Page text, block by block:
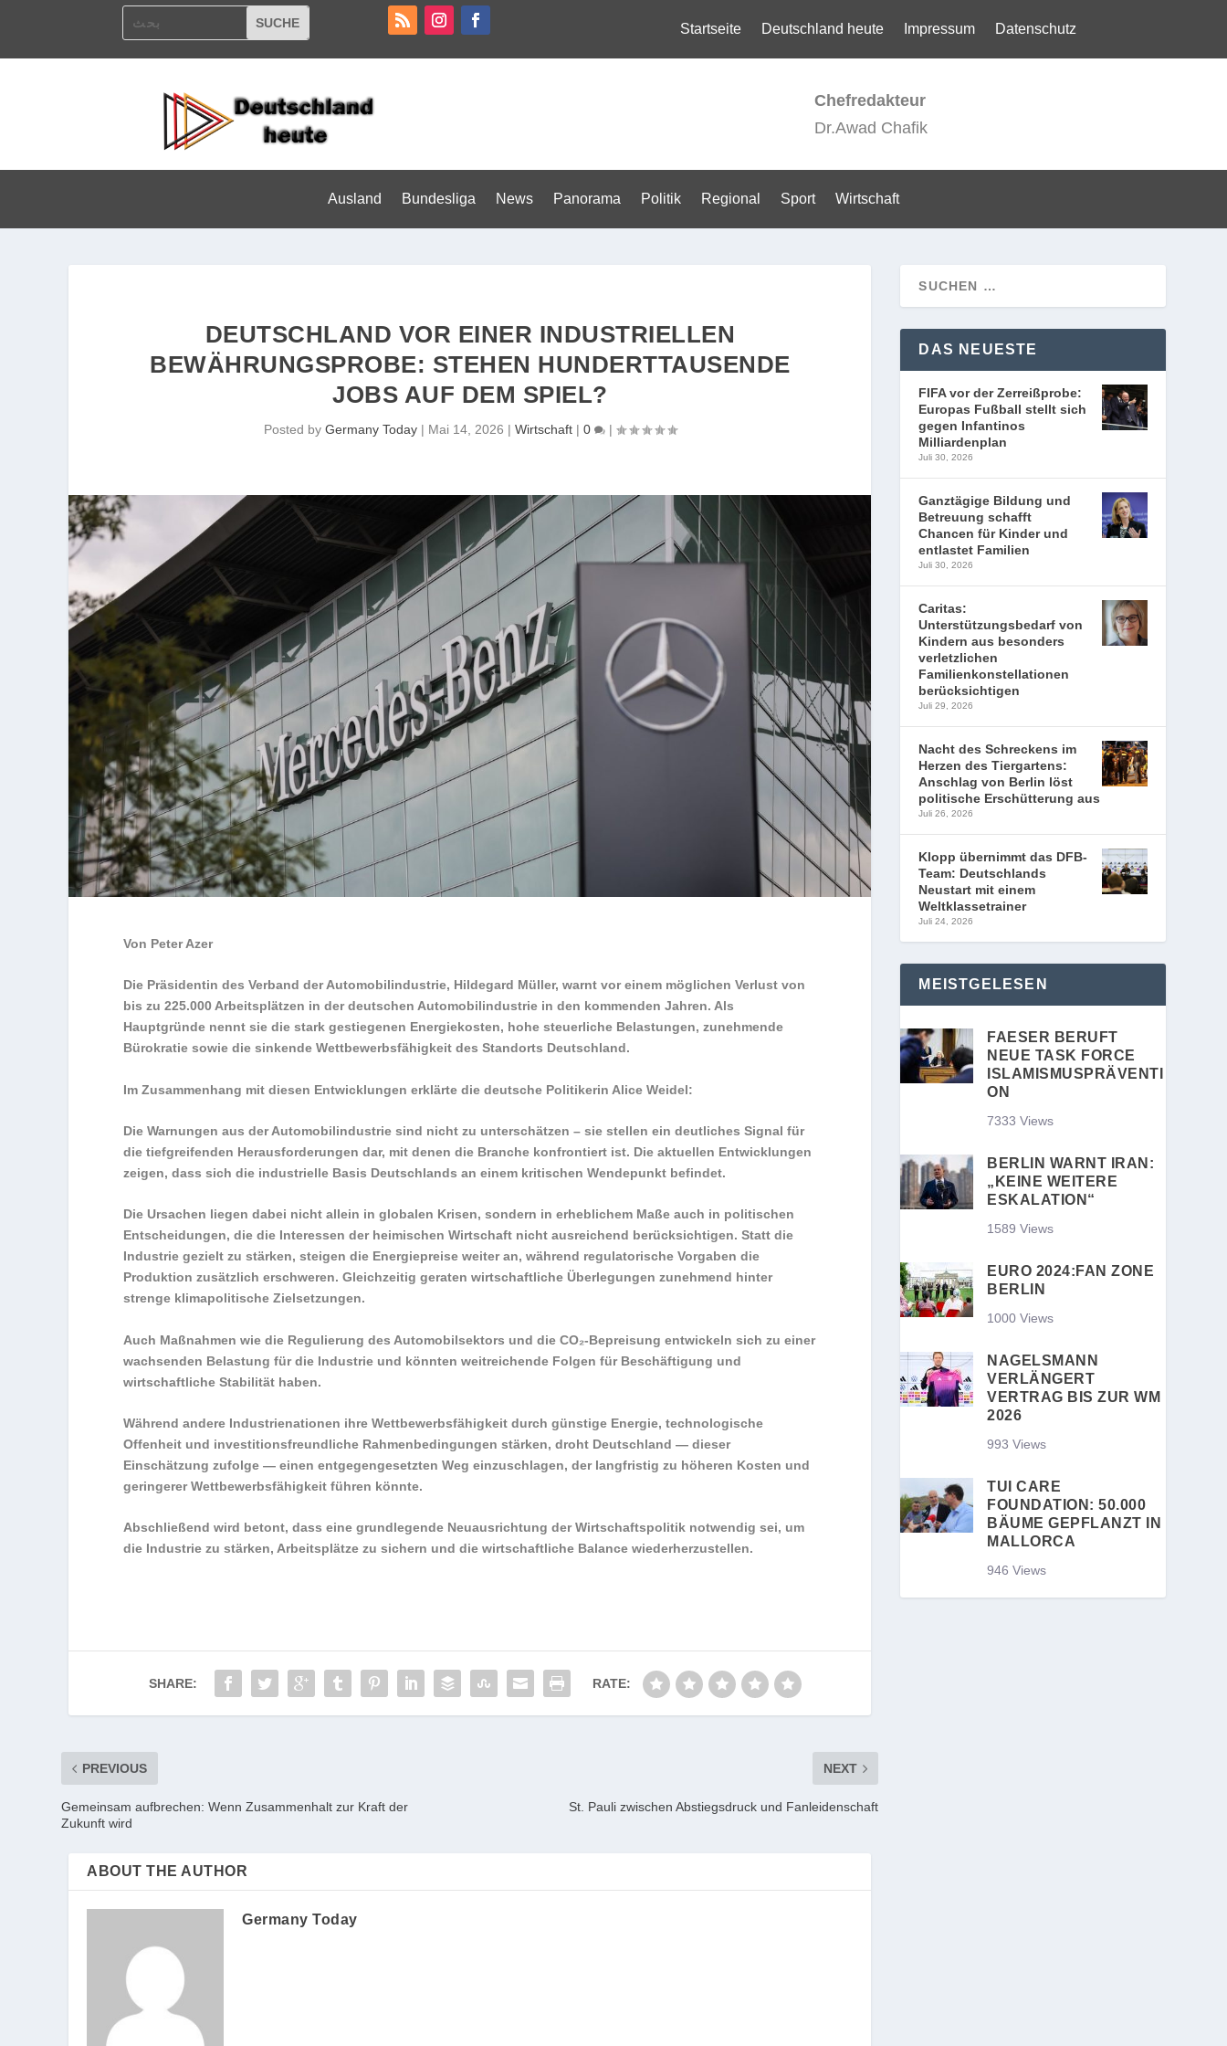
Startseite Deutschland heute Impressum Datenschutz
Chefredakteur
Dr.Awad Chafik
Ausland Bundesliga News Panorama Politik Regional Sport Wirtschaft
DEUTSCHLAND VOR EINER INDUSTRIELLEN
BEWÄHRUNGSPROBE: STEHEN HUNDERTTAUSENDE
JOBS AUF DEM SPIEL?
Posted by Germany Today| Mai 14, 2026 | Wirtschaft| 0 |
Von Peter Azer
Die Präsidentin des Verband der Automobilindustrie, Hildegard Müller, warnt vor einem möglichen Verlust von
bis zu 225.000 Arbeitsplätzen in der deutschen Automobilindustrie in den kommenden Jahren. Als
Hauptgründe nennt sie die stark gestiegenen Energiekosten, hohe steuerliche Belastungen, zunehmende
Bürokratie sowie die sinkende Wettbewerbsfähigkeit des Standorts Deutschland.
Im Zusammenhang mit diesen Entwicklungen erklärte die deutsche Politikerin Alice Weidel:
Die Warnungen aus der Automobilindustrie sind nicht zu unterschätzen – sie stellen ein deutliches Signal für
die tiefgreifenden Herausforderungen dar, mit denen die Branche konfrontiert ist. Die aktuellen Entwicklungen
zeigen, dass sich die industrielle Basis Deutschlands an einem kritischen Wendepunkt befindet.
Die Ursachen liegen dabei nicht allein in globalen Krisen, sondern in erheblichem Maße auch in politischen
Entscheidungen, die die Interessen der heimischen Wirtschaft nicht ausreichend berücksichtigen. Statt die
Industrie gezielt zu stärken, steigen die Energiepreise weiter an, während regulatorische Vorgaben die
Produktion zusätzlich erschweren. Gleichzeitig geraten wirtschaftliche Überlegungen zunehmend hinter
strenge klimapolitische Zielsetzungen.
Auch Maßnahmen wie die Regulierung des Automobilsektors und die CO₂-Bepreisung entwickeln sich zu einer
wachsenden Belastung für die Industrie und könnten weitreichende Folgen für Beschäftigung und
wirtschaftliche Stabilität haben.
Während andere Industrienationen ihre Wettbewerbsfähigkeit durch günstige Energie, technologische
Offenheit und investitionsfreundliche Rahmenbedingungen stärken, droht Deutschland — dieser
Einschätzung zufolge — einen entgegengesetzten Weg einzuschlagen, der langfristig zu höheren Kosten und
geringerer Wettbewerbsfähigkeit führen könnte.
Abschließend wird betont, dass eine grundlegende Neuausrichtung der Wirtschaftspolitik notwendig sei, um
die Industrie zu stärken, Arbeitsplätze zu sichern und die wirtschaftliche Balance wiederherzustellen.
SHARE: RATE:
PREVIOUS
Gemeinsam aufbrechen: Wenn Zusammenhalt zur Kraft der
Zukunft wird
NEXT
St. Pauli zwischen Abstiegsdruck und Fanleidenschaft
ABOUT THE AUTHOR
Germany Today
DAS NEUESTE
FIFA vor der Zerreißprobe:
Europas Fußball stellt sich
gegen Infantinos
Milliardenplan
Juli 30, 2026
Ganztägige Bildung und
Betreuung schafft
Chancen für Kinder und
entlastet Familien
Juli 30, 2026
Caritas:
Unterstützungsbedarf von
Kindern aus besonders
verletzlichen
Familienkonstellationen
berücksichtigen
Juli 29, 2026
Nacht des Schreckens im
Herzen des Tiergartens:
Anschlag von Berlin löst
politische Erschütterung aus
Juli 26, 2026
Klopp übernimmt das DFB-
Team: Deutschlands
Neustart mit einem
Weltklassetrainer
Juli 24, 2026
MEISTGELESEN
FAESER BERUFT
NEUE TASK FORCE
ISLAMISMUSPRÄVENTI
ON
7333 Views
BERLIN WARNT IRAN:
„KEINE WEITERE
ESKALATION“
1589 Views
EURO 2024:FAN ZONE
BERLIN
1000 Views
NAGELSMANN
VERLÄNGERT
VERTRAG BIS ZUR WM
2026
993 Views
TUI CARE
FOUNDATION: 50.000
BÄUME GEPFLANZT IN
MALLORCA
946 Views